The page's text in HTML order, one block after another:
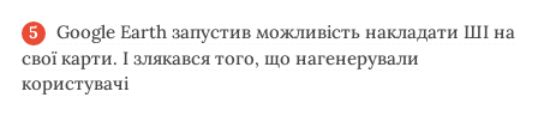
Google Earth запустив можливість накладати ШІ на
свої карти. І злякався того, що нагенерували
користувачі